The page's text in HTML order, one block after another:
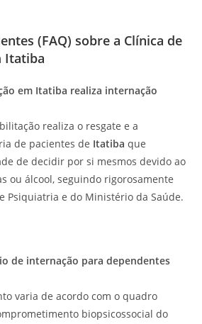
(FAQ) sobre a Clínica de
Itatiba
em Itatiba realiza internação
realiza o resgate e a
de pacientes de Itatiba que
de decidir por si mesmos devido ao
ou álcool, seguindo rigorosamente
Psiquiatria e do Ministério da Saúde.
de internação para dependentes
varia de acordo com o quadro
biopsicossocial do